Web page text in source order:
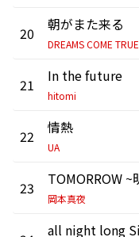
20 朝がまた来る
DREAMS COME TRUE
21 In the future
hitomi
22 情熱
UA
23
岡本真夜